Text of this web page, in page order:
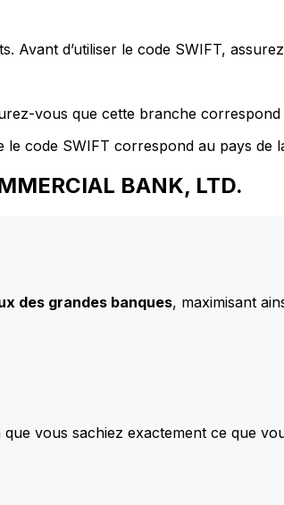
d’utiliser le code SWIFT,
vous que cette branche correspond
code SWIFT correspond au pays de
BANK, LTD.
des grandes banques, maximisant
vous sachiez exactement ce que